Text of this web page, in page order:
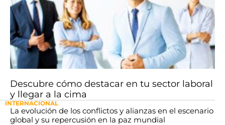
Descubre cómo destacar en tu sector laboral
y llegar a la cima
INTERNACIONAL
La evolución de los conflictos y alianzas en el escenario
global y su repercusión en la paz mundial